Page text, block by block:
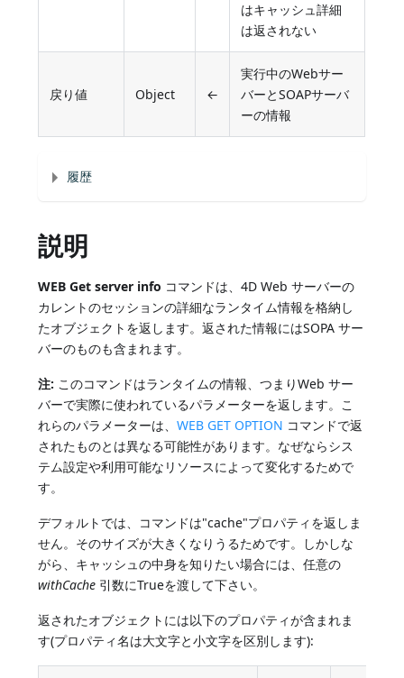
はキャッシュ詳細
は返されない
戻り値 Object ←
実行中のWebサー
バーとSOAPサーバ
ーの情報
履歴
説明
WEB Get server info コマンドは、4D Web サーバーの
カレントのセッションの詳細なランタイム情報を格納し
たオブジェクトを返します。返された情報にはSOPA サー
バーのものも含まれます。
注: このコマンドはランタイムの情報、つまりWeb サー
バーで実際に使われているパラメーターを返します。こ
れらのパラメーターは、WEB GET OPTION コマンドで返
されたものとは異なる可能性があります。なぜならシス
テム設定や利用可能なリソースによって変化するためで
す。
デフォルトでは、コマンドは"cache"プロパティを返しま
せん。そのサイズが大きくなりうるためです。しかしな
がら、キャッシュの中身を知りたい場合には、任意の
withCache 引数にTrueを渡して下さい。
返されたオブジェクトには以下のプロパティが含まれま
す(プロパティ名は大文字と小文字を区別します):